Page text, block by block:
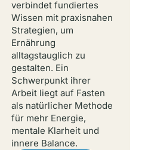
verbindet fundiertes
Wissen mit praxisnahen
Strategien, um
Ernährung
alltagstauglich zu
gestalten. Ein
Schwerpunkt ihrer
Arbeit liegt auf Fasten
als natürlicher Methode
für mehr Energie,
mentale Klarheit und
innere Balance.